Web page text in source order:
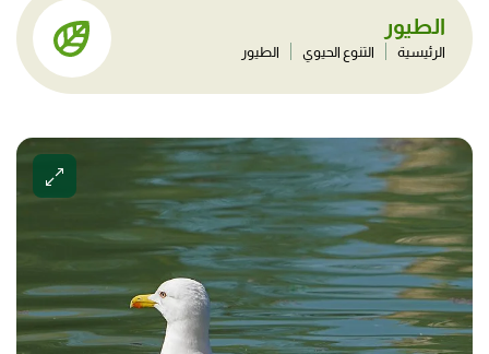
الطيور
الرئيسية التنوع الحيوي الطيور